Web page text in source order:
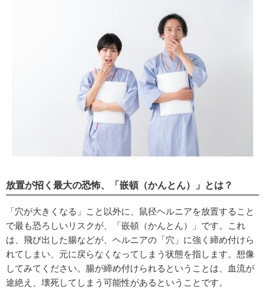
放置が招く最大の恐怖、「嵌頓（かんとん）」とは？
「穴が大きくなる」こと以外に、鼠径ヘルニアを放置すること
で最も恐ろしいリスクが、「嵌頓（かんとん）」です。これ
は、飛び出した腸などが、ヘルニアの「穴」に強く締め付けら
れてしまい、元に戻らなくなってしまう状態を指します。想像
してみてください。腸が締め付けられるということは、血流が
途絶え、壊死してしまう可能性があるということです。